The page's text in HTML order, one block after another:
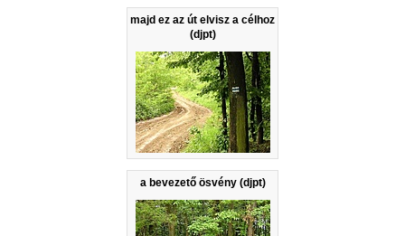
majd ez az út elvisz a célhoz
(djpt)
a bevezető ösvény (djpt)